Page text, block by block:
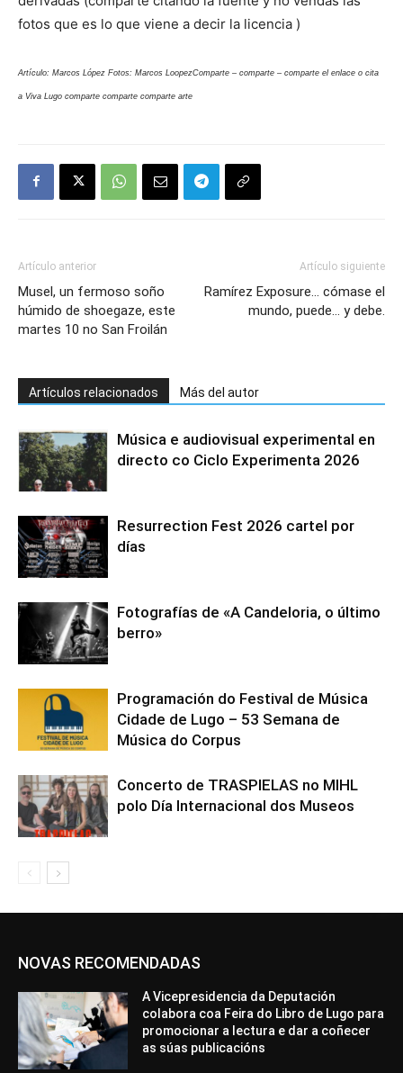
fotos que es lo que viene a decir la licencia )
Artículo: Marcos López Fotos: Marcos LoopezComparte – comparte – comparte el enlace o cita
a Viva Lugo comparte comparte comparte arte
Artículo anterior
Musel, un fermoso soño
húmido de shoegaze, este
martes 10 no San Froilán
Artículo siguiente
Ramírez Exposure… cómase el
mundo, puede… y debe.
Artículos relacionados Más del autor
Música e audiovisual experimental en
directo co Ciclo Experimenta 2026
Resurrection Fest 2026 cartel por
días
Fotografías de «A Candeloria, o último
berro»
Programación do Festival de Música
Cidade de Lugo – 53 Semana de
Música do Corpus
Concerto de TRASPIELAS no MIHL
polo Día Internacional dos Museos
NOVAS RECOMENDADAS
A Vicepresidencia da Deputación
colabora coa Feira do Libro de Lugo para
promocionar a lectura e dar a coñecer
as súas publicacións